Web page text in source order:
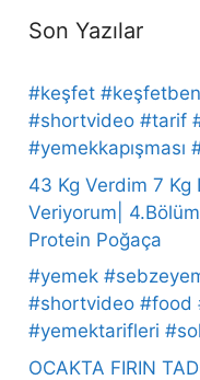
Son Yazılar
#keşfet
#shortvideo #tarif
#yemekkapışması
43 Kg Verdim 7 Kg
Veriyorum|
Protein Poğaça
#yemek
#shortvideo #food
#yemektarifleri
OCAKTA FIRIN